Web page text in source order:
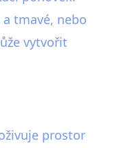
tmavé, nebo
vytvořit
prostor